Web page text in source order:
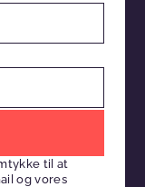
til at
og vores